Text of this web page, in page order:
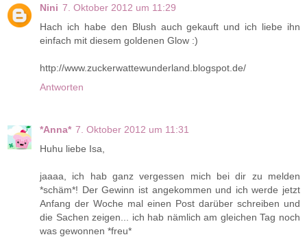
Nini 7. Oktober 2012 um 11:29
Hach ich habe den Blush auch gekauft und ich liebe ihn
einfach mit diesem goldenen Glow :)
http://www.zuckerwattewunderland.blogspot.de/
Antworten
*Anna* 7. Oktober 2012 um 11:31
Huhu liebe Isa,
jaaaa, ich hab ganz vergessen mich bei dir zu melden
*schäm*! Der Gewinn ist angekommen und ich werde jetzt
Anfang der Woche mal einen Post darüber schreiben und
die Sachen zeigen... ich hab nämlich am gleichen Tag noch
was gewonnen *freu*